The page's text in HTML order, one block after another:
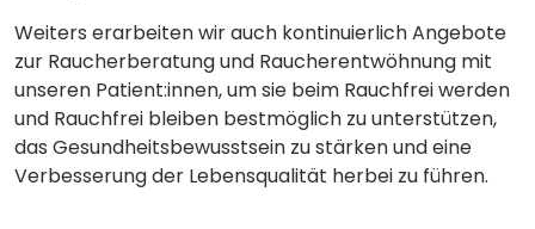
Weiters erarbeiten wir auch kontinuierlich Angebote
zur Raucherberatung und Raucherentwöhnung mit
unseren Patient:innen, um sie beim Rauchfrei werden
und Rauchfrei bleiben bestmöglich zu unterstützen,
das Gesundheitsbewusstsein zu stärken und eine
Verbesserung der Lebensqualität herbei zu führen.